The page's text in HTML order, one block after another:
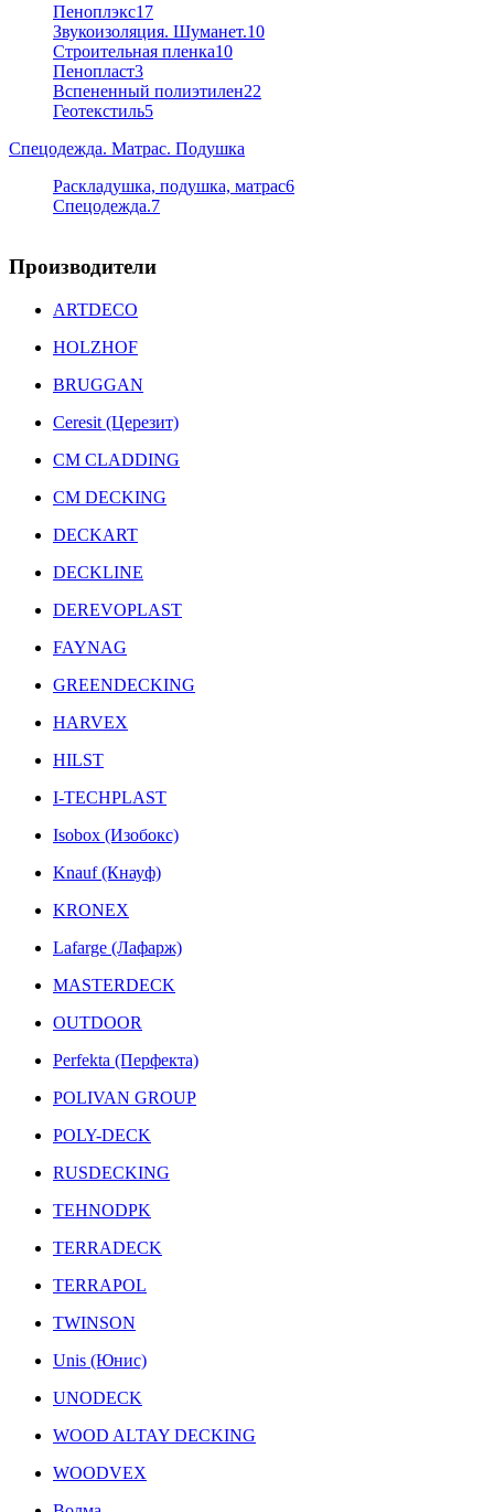
Пеноплэкс17
Звукоизоляция. Шуманет.10
Строительная пленка10
Пенопласт3
Вспененный полиэтилен22
Геотекстиль5
Спецодежда. Матрас. Подушка
Раскладушка, подушка, матрас6
Спецодежда.7
Производители
ARTDECO
HOLZHOF
BRUGGAN
Ceresit (Церезит)
CM CLADDING
CM DECKING
DECKART
DECKLINE
DEREVOPLAST
FAYNAG
GREENDECKING
HARVEX
HILST
I-TECHPLAST
Isobox (Изобокс)
Knauf (Кнауф)
KRONEX
Lafarge (Лафарж)
MASTERDECK
OUTDOOR
Perfekta (Перфекта)
POLIVAN GROUP
POLY-DECK
RUSDECKING
TEHNODPK
TERRADECK
TERRAPOL
TWINSON
Unis (Юнис)
UNODECK
WOOD ALTAY DECKING
WOODVEX